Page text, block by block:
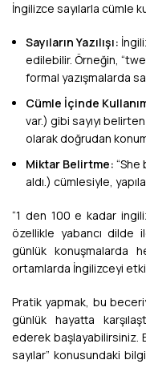
İngilizce sayılarla cümle
Sayıların Yazılışı:
edilebilir. Örneğin,
formal yazışmalarda
Cümle İçinde
var.) gibi sayıyı
olarak doğrudan
Miktar Belirtme: “She
aldı.) cümlesiyle,
“1 den 100 e kadar
özellikle yabancı dilde
günlük konuşmalarda
ortamlarda İngilizceyi
Pratik yapmak, bu
günlük hayatta
ederek başlayabilirsiniz.
sayılar” konusundaki